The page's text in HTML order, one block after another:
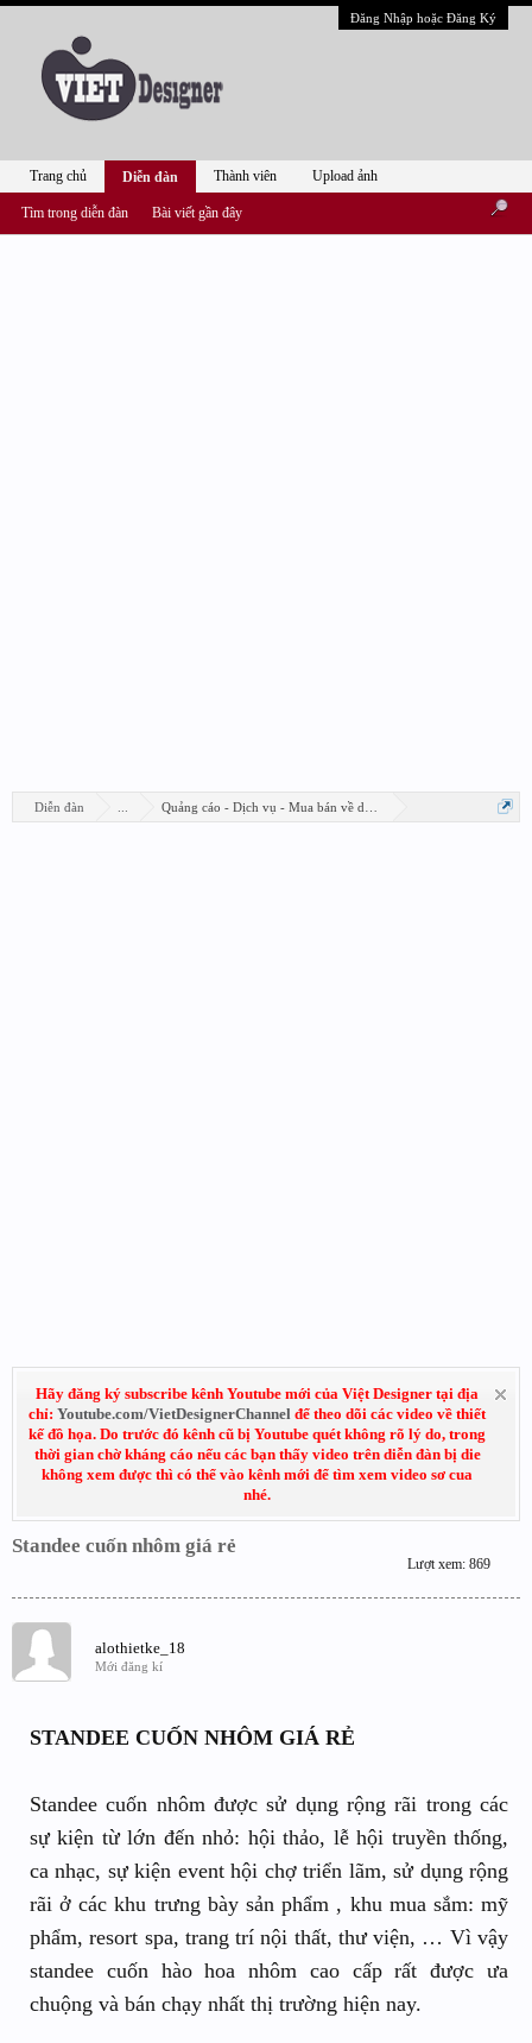
Đăng Nhập hoặc Đăng Ký
Diễn đàn Quảng cáo - Dịch vụ - Mua bán về design
Hãy đăng ký subscribe kênh Youtube mới của Việt Designer tại địa
chỉ: Youtube.com/VietDesignerChannel để theo dõi các video về thiết
kế đồ họa. Do trước đó kênh cũ bị Youtube quét không rõ lý do, trong
thời gian chờ kháng cáo nếu các bạn thấy video trên diễn đàn bị die
không xem được thì có thể vào kênh mới để tìm xem video sơ cua
nhé.
Standee cuốn nhôm giá rẻ
Lượt xem: 869
alothietke_18
Mới đăng kí
STANDEE CUỐN NHÔM GIÁ RẺ
Standee cuốn nhôm được sử dụng rộng rãi trong các
sự kiện từ lớn đến nhỏ: hội thảo, lễ hội truyền thống,
ca nhạc, sự kiện event hội chợ triển lãm, sử dụng rộng
rãi ở các khu trưng bày sản phẩm , khu mua sắm: mỹ
phẩm, resort spa, trang trí nội thất, thư viện, … Vì vậy
standee cuốn hào hoa nhôm cao cấp rất được ưa
chuộng và bán chạy nhất thị trường hiện nay.
Trang chủ Diễn đàn
Tìm trong diễn đàn Bài viết gần đây
Thành viên Upload ảnh